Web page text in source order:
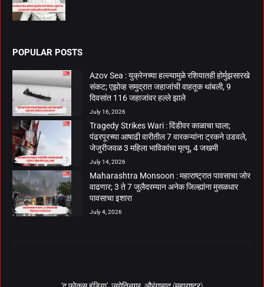
POPULAR POSTS
Azov Sea : युक्रेनच्या हल्ल्यामुळे रशियातही होर्मुझसारखे
संकट; एझोव्ह समुद्रात जहाजांची वाहतूक थांबली, 9
दिवसांत 116 जहाजांवर हल्ले झाले
July 16, 2026
Tragedy Strikes Wari : दिंडीवर काळाचा घाला;
पंढरपूरच्या आषाढी वारीतील 7 वारकऱ्यांना ट्रकने उडवले,
जेजुरीजवळ 3 महिला भाविकांचा मृत्यू, 4 जखमी
July 14, 2026
Maharashtra Monsoon : महाराष्ट्रात पावसाचा जोर
वाढणार; 3 ते 7 जुलैदरम्यान अनेक जिल्ह्यांना मुसळधार
पावसाचा इशारा
July 4, 2026